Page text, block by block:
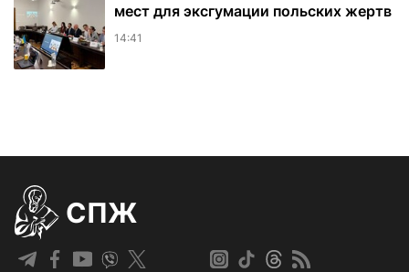
мест для эксгумации польских жертв
14:41
СПЖ